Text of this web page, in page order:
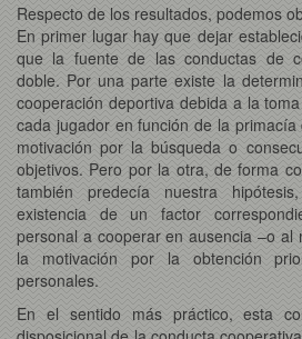
Respecto de los resultados, podemos
En primer lugar hay que dejar
que la fuente de las conductas de
doble. Por una parte existe la
cooperación deportiva debida a la
cada jugador en función de la
motivación por la búsqueda o
objetivos. Pero por la otra, de forma
también predecía nuestra
existencia de un factor
personal a cooperar en ausencia –o al
la motivación por la obtención
personales.
En el sentido más práctico, esta